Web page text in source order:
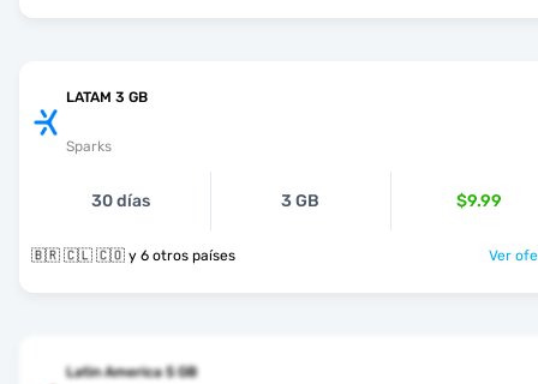
LATAM 3 GB
Sparks
30 días 3 GB $9.99
🇧🇷 🇨🇱 🇨🇴 y 6 otros países Ver
Latin America 5 GB